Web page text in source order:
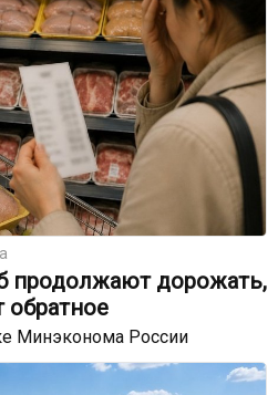
продолжают дорожать,
обратное
Минэконома России